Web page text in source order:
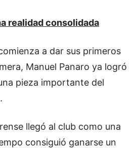
realidad consolidada
a dar sus primeros
Manuel Panaro ya logró
pieza importante del
llegó al club como una
consiguió ganarse un